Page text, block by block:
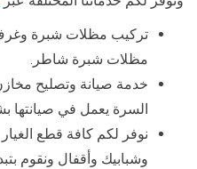
تركيب مظلات شبرة
مظلات شبرة شاطر.
خدمة صيانة وتصليح
السرة يعمل في صيانتها
نوفر لكم كافة قطع
وشبابيك وأقفال ونقوم